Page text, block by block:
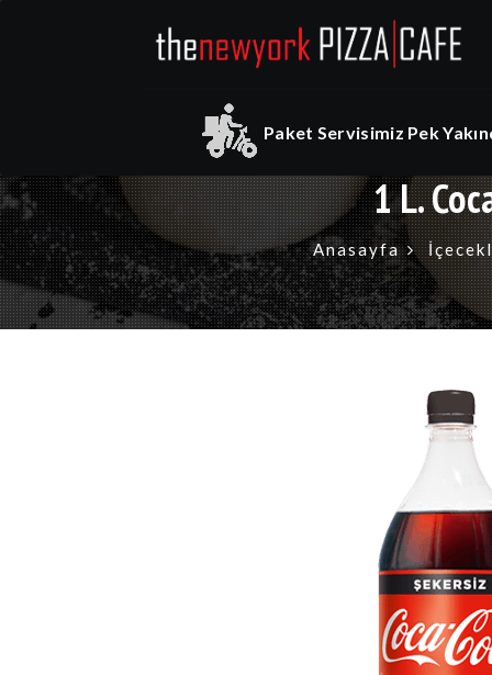
Paket Servisimiz Pek
1 L.
Anasayfa